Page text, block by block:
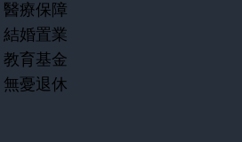
醫療保障
結婚置業
教育基金
無憂退休